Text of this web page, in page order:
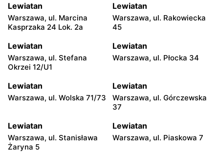
Lewiatan
Warszawa, ul. Marcina
Kasprzaka 24 Lok. 2a
Lewiatan
Warszawa, ul. Rakowiecka
45
Lewiatan
Warszawa, ul. Stefana
Okrzei 12/U1
Lewiatan
Warszawa, ul. Płocka 34
Lewiatan
Warszawa, ul. Wolska 71/73
Lewiatan
Warszawa, ul. Górczewska
37
Lewiatan
Warszawa, ul. Stanisława
Żaryna 5
Lewiatan
Warszawa, ul. Piaskowa 7